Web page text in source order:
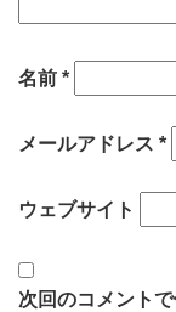
名前 *
メールアドレス *
ウェブサイト
次回のコメント